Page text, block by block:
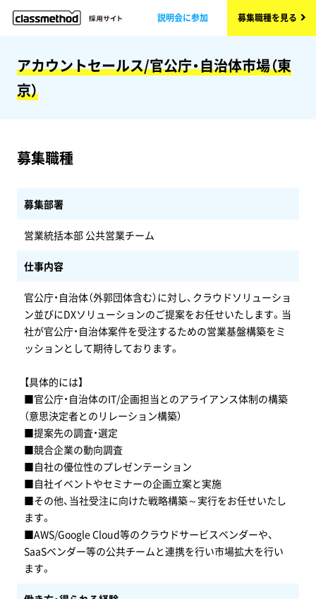
説明会に参加 募集職種を見る
アカウントセールス/官公庁・自治体市場（東
京）
募集職種
募集部署
営業統括本部 公共営業チーム
仕事内容
官公庁・自治体（外郭団体含む）に対し、クラウドソリューショ
ン並びにDXソリューションのご提案をお任せいたします。当
社が官公庁・自治体案件を受注するための営業基盤構築をミ
ッションとして期待しております。
【具体的には】
■官公庁・自治体のIT/企画担当とのアライアンス体制の構築
（意思決定者とのリレーション構築）
■提案先の調査・選定
■競合企業の動向調査
■自社の優位性のプレゼンテーション
■自社イベントやセミナーの企画立案と実施
■その他、当社受注に向けた戦略構築～実行をお任せいたし
ます。
■AWS/Google Cloud等のクラウドサービスベンダーや、
SaaSベンダー等の公共チームと連携を行い市場拡大を行い
ます。